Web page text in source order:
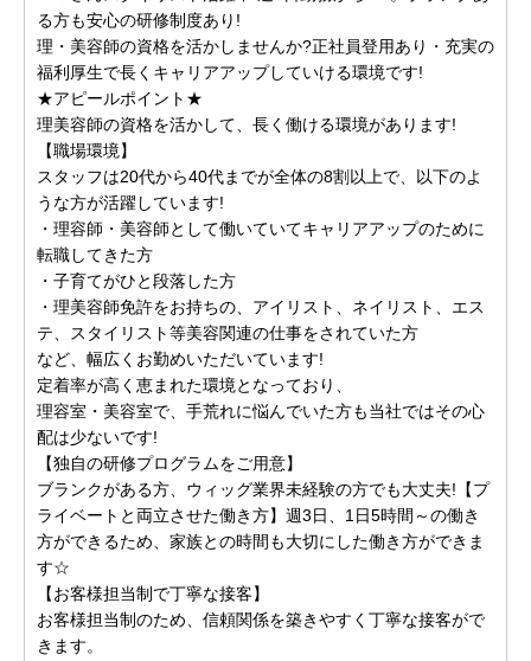
る方も安心の研修制度あり!
理・美容師の資格を活かしませんか?正社員登用あり・充実の
福利厚生で長くキャリアアップしていける環境です!
★アピールポイント★
理美容師の資格を活かして、長く働ける環境があります!
【職場環境】
スタッフは20代から40代までが全体の8割以上で、以下のよ
うな方が活躍しています!
・理容師・美容師として働いていてキャリアアップのために
転職してきた方
・子育てがひと段落した方
・理美容師免許をお持ちの、アイリスト、ネイリスト、エス
テ、スタイリスト等美容関連の仕事をされていた方
など、幅広くお勤めいただいています!
定着率が高く恵まれた環境となっており、
理容室・美容室で、手荒れに悩んでいた方も当社ではその心
配は少ないです!
【独自の研修プログラムをご用意】
ブランクがある方、ウィッグ業界未経験の方でも大丈夫!【プ
ライベートと両立させた働き方】週3日、1日5時間～の働き
方ができるため、家族との時間も大切にした働き方ができま
す☆
【お客様担当制で丁寧な接客】
お客様担当制のため、信頼関係を築きやすく丁寧な接客がで
きます。